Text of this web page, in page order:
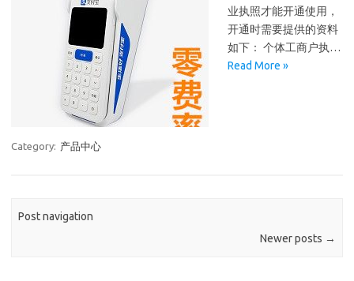
业执照才能开通使用，
开通时需要提供的资料
如下： 个体工商户执…
Read More »
Category: 产品中心
Post navigation
Newer posts →